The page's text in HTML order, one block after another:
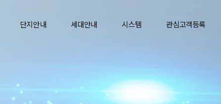
단지안내 세대안내 시스템 관심고객등록